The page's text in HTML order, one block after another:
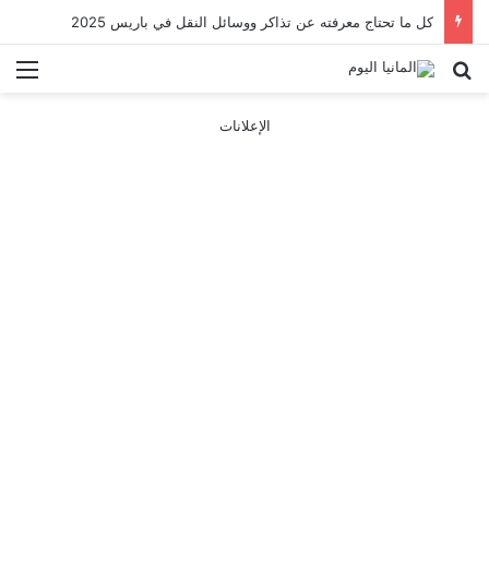
كل ما تحتاج معرفته عن تذاكر ووسائل النقل في باريس 2025
بحث عن
الإعلانات